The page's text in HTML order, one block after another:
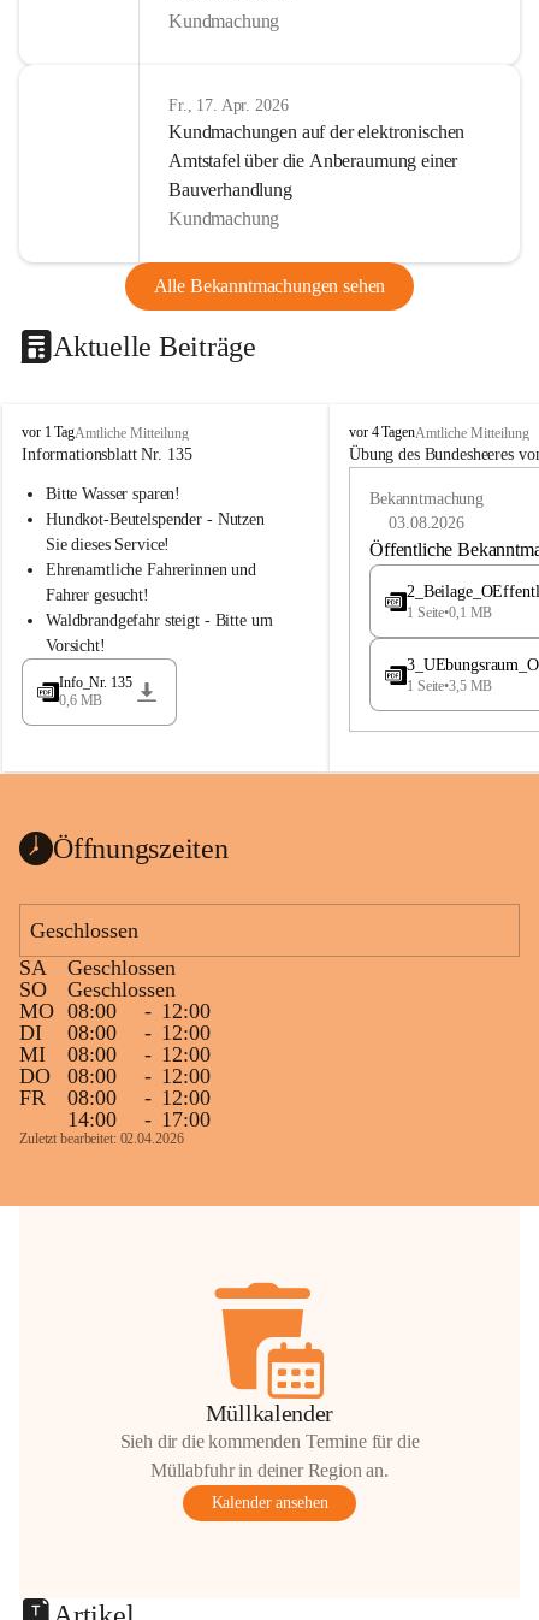
Kundmachung
Fr., 17. Apr. 2026
Kundmachungen auf der elektronischen
Amtstafel über die Anberaumung einer
Bauverhandlung
Kundmachung
Alle Bekanntmachungen sehen
Aktuelle Beiträge
B
u
h
a
d
l
a
vor 1 TagAmtliche Mitteilung
Informationsblatt Nr. 135
Bitte Wasser sparen!
Hundkot-Beutelspender - Nutzen
Sie dieses Service!
Ehrenamtliche Fahrerinnen und
Fahrer gesucht!
Waldbrandgefahr steigt - Bitte um
Vorsicht!
Info_Nr. 135
0,6 MB
B
u
e
a
vor 4 TagenAmtliche Mitteilung
Übung des Bundesheeres
Bekanntmachung
03.08.2026
Öffentliche
1 Seite•0,1 MB
1 Seite•3,5 MB
Öffnungszeiten
Geschlossen
SA
Geschlossen
SO
Geschlossen
MO 08:00 - 12:00
DI
08:00 - 12:00
MI
08:00 - 12:00
DO
08:00 - 12:00
FR
08:00 - 12:00
14:00
- 17:00
Zuletzt bearbeitet: 02.04.2026
Müllkalender
Sieh dir die kommenden Termine für die
Müllabfuhr in deiner Region an.
Kalender ansehen